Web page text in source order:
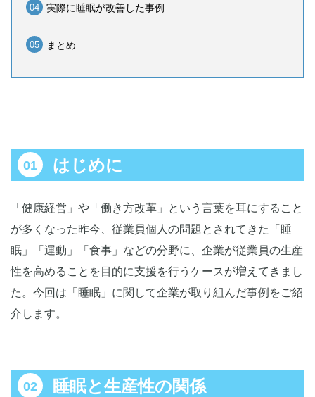
実際に睡眠が改善した事例
まとめ
はじめに
「健康経営」や「働き方改革」という言葉を耳にすること
が多くなった昨今、従業員個人の問題とされてきた「睡
眠」「運動」「食事」などの分野に、企業が従業員の生産
性を高めることを目的に支援を行うケースが増えてきまし
た。今回は「睡眠」に関して企業が取り組んだ事例をご紹
介します。
睡眠と生産性の関係